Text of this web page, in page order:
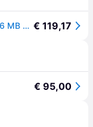
AMD Ryzen 5 5500 processor 3,6 GHz 16 MB L3 Box € 119,17
€ 95,00